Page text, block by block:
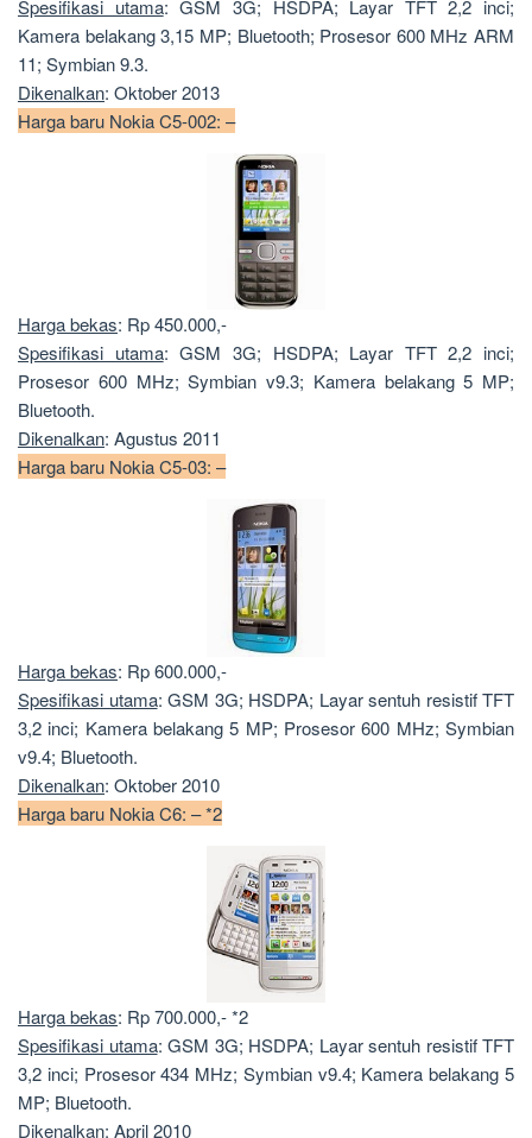
Spesifikasi utama: GSM 3G; HSDPA; Layar TFT 2,2 inci;
Kamera belakang 3,15 MP; Bluetooth; Prosesor 600 MHz ARM
11; Symbian 9.3.
Dikenalkan: Oktober 2013
Harga baru Nokia C5-002: –
Harga bekas: Rp 450.000,-
Spesifikasi utama: GSM 3G; HSDPA; Layar TFT 2,2 inci;
Prosesor 600 MHz; Symbian v9.3; Kamera belakang 5 MP;
Bluetooth.
Dikenalkan: Agustus 2011
Harga baru Nokia C5-03: –
Harga bekas: Rp 600.000,-
Spesifikasi utama: GSM 3G; HSDPA; Layar sentuh resistif TFT
3,2 inci; Kamera belakang 5 MP; Prosesor 600 MHz; Symbian
v9.4; Bluetooth.
Dikenalkan: Oktober 2010
Harga baru Nokia C6: – *2
Harga bekas: Rp 700.000,- *2
Spesifikasi utama: GSM 3G; HSDPA; Layar sentuh resistif TFT
3,2 inci; Prosesor 434 MHz; Symbian v9.4; Kamera belakang 5
MP; Bluetooth.
Dikenalkan: April 2010